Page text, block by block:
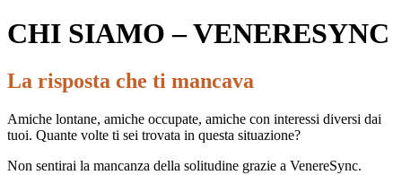
CHI SIAMO – VENERESYNC
La risposta che ti mancava
Amiche lontane, amiche occupate, amiche con interessi diversi dai
tuoi. Quante volte ti sei trovata in questa situazione?
Non sentirai la mancanza della solitudine grazie a VenereSync.